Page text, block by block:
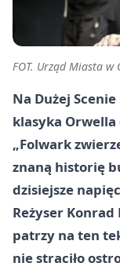
FOT. Urząd Miasta w
Na Dużej
klasyka Orwella
„Folwark
znaną historię
dzisiejsze
Reżyser
patrzy na ten
nie straciło